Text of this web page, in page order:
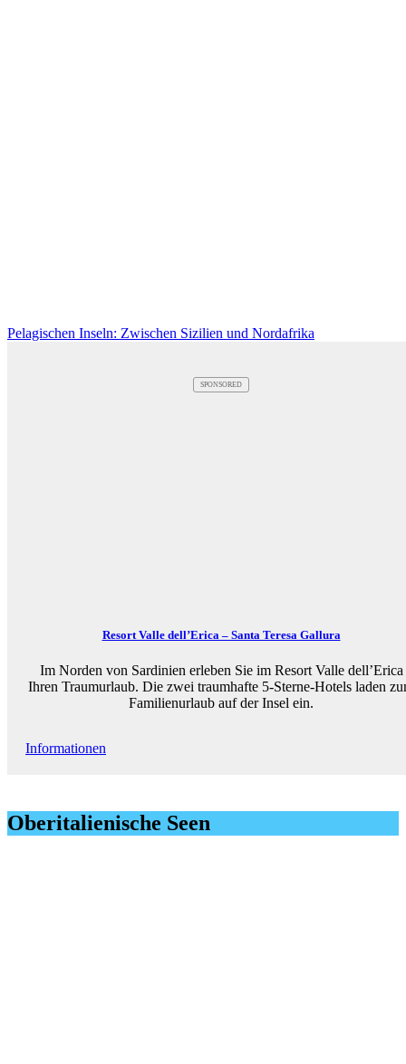
Pelagischen Inseln: Zwischen Sizilien und Nordafrika
SPONSORED
Resort Valle dell’Erica – Santa Teresa Gallura
Im Norden von Sardinien erleben Sie im Resort Valle dell’Erica
Ihren Traumurlaub. Die zwei traumhafte 5-Sterne-Hotels laden
Familienurlaub auf der Insel ein.
Informationen
Oberitalienische Seen